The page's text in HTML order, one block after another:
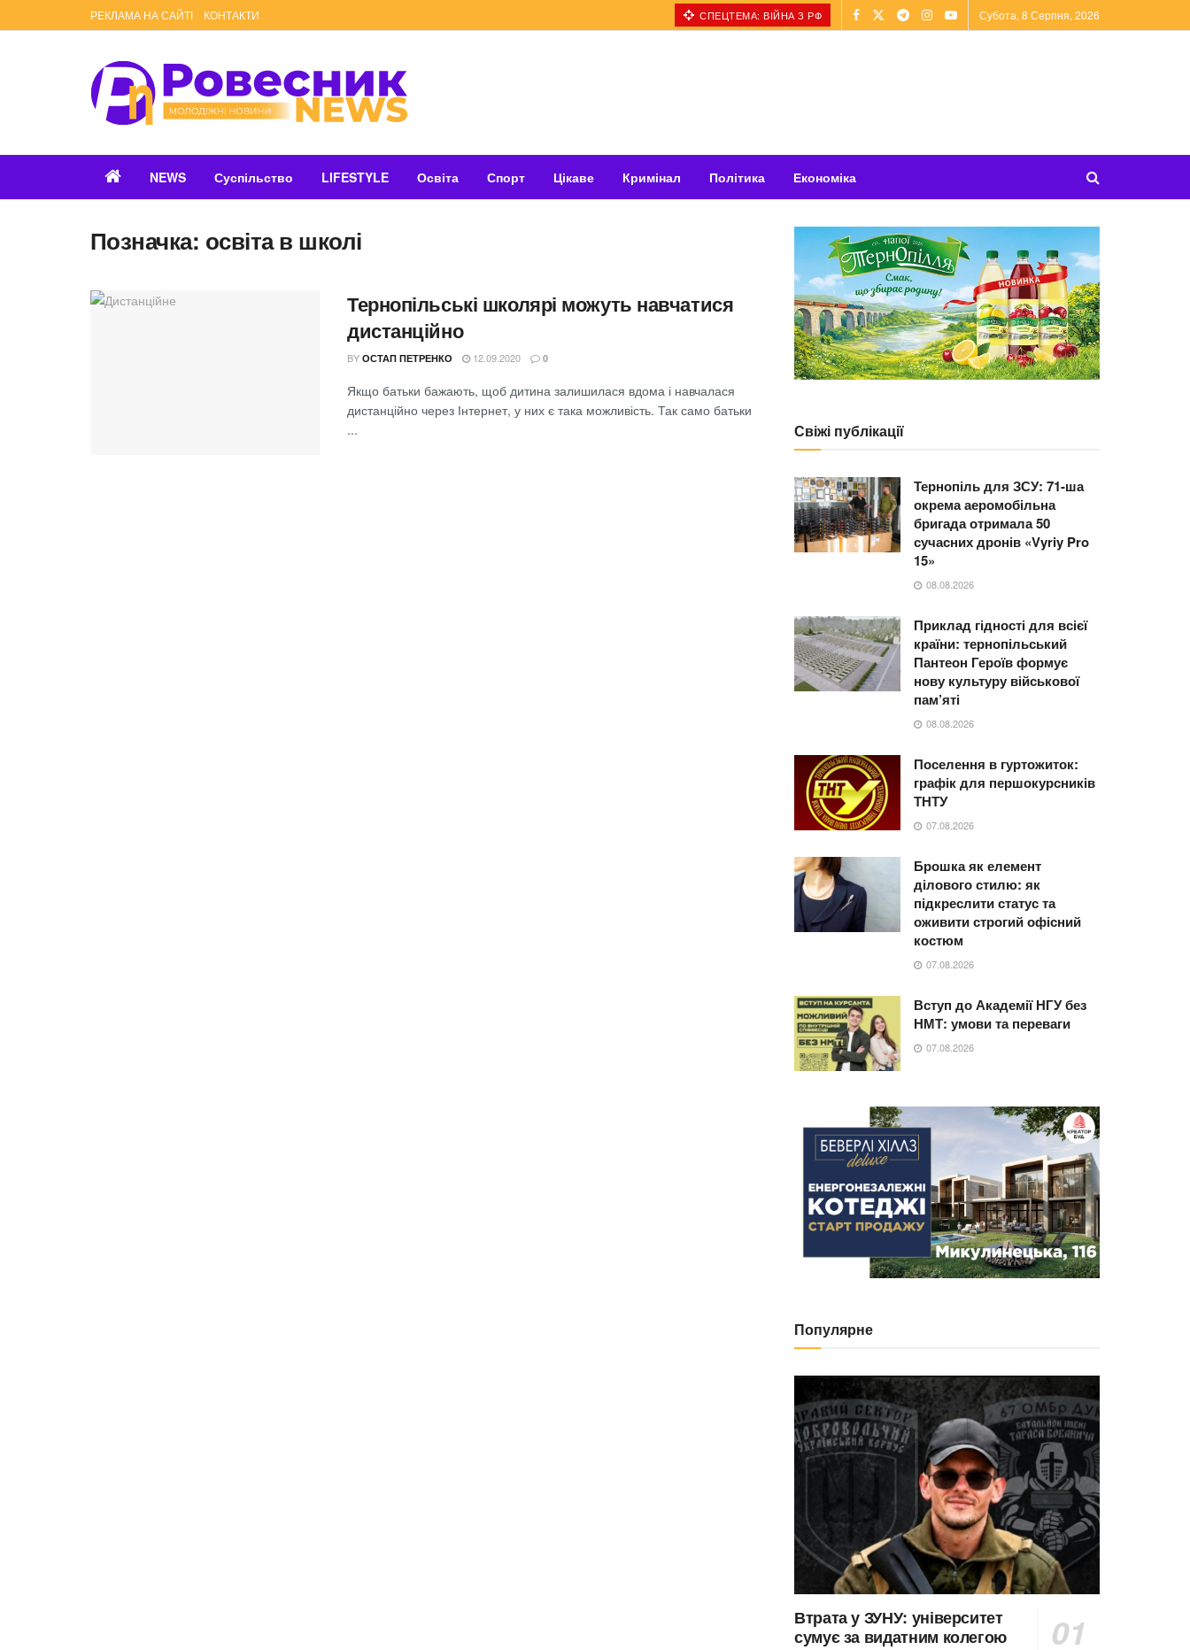
РЕКЛАМА НА САЙТІ КОНТАКТИ СПЕЦТЕМА: ВІЙНА З РФ Субота, 8 Серпня, 2026
NEWS Суспільство LIFESTYLE Освіта Спорт Цікаве Кримінал Політика Економіка
Позначка: освіта в школі
Тернопільські школярі можуть навчатися
дистанційно
BY ОСТАП ПЕТРЕНКО 12.09.2020 0
Якщо батьки бажають, щоб дитина залишилася вдома і навчалася
дистанційно через Інтернет, у них є така можливість. Так само батьки
...
Свіжі публікації
Тернопіль для ЗСУ: 71-ша
окрема аеромобільна
бригада отримала 50
сучасних дронів «Vyriy Pro
15»
08.08.2026
Приклад гідності для всієї
країни: тернопільський
Пантеон Героїв формує
нову культуру військової
пам’яті
08.08.2026
Поселення в гуртожиток:
графік для першокурсників
ТНТУ
07.08.2026
Брошка як елемент
ділового стилю: як
підкреслити статус та
оживити строгий офісний
костюм
07.08.2026
Вступ до Академії НГУ без
НМТ: умови та переваги
07.08.2026
Популярне
Втрата у ЗУНУ: університет
сумує за видатним колегою